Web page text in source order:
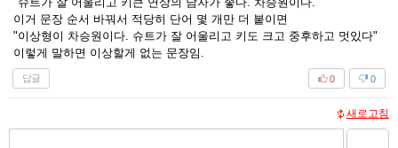
이거 문장 순서 바꿔서 적당히 단어 몇 개만 더 붙이면
"이상형이 차승원이다. 슈트가 잘 어울리고 키도 크고 중후하고 멋있다"
이렇게 말하면 이상할게 없는 문장임.
답글 0
0
새로고침